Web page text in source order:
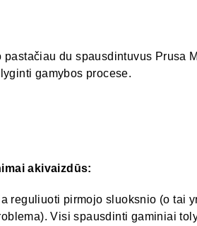
du spausdintuvus Prusa
gamybos procese.
akivaizdūs:
reguliuoti pirmojo sluoksnio (o tai
Visi spausdinti gaminiai